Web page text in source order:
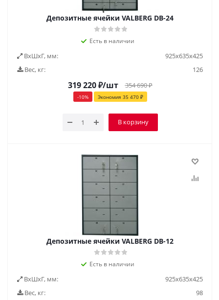
Депозитные ячейки VALBERG DB-24
Есть в наличии
ВxШxГ, мм:
925х635х425
Вес, кг:
126
319 220₽/шт 354 690₽
-10% Экономия 35 470₽
В корзину
Депозитные ячейки VALBERG DB-12
Есть в наличии
ВxШxГ, мм:
925х635х425
Вес, кг:
98